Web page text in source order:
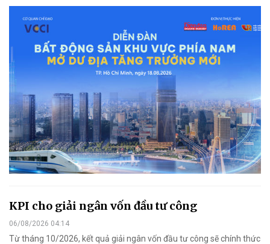
KPI cho giải ngân vốn đầu tư công
06/08/2026 04:14
Từ tháng 10/2026, kết quả giải ngân vốn đầu tư công sẽ chính thức